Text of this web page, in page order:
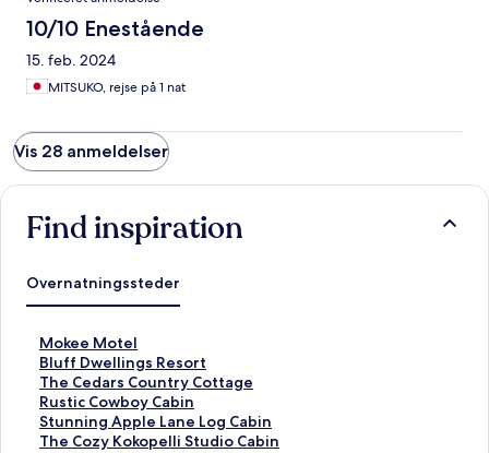
10/10 Enestående
15. feb. 2024
MITSUKO, rejse på 1 nat
Vis 28 anmeldelser
Find inspiration
Overnatningssteder
Mokee Motel
L
i
n
k
å
b
Bluff Dwellings Resort
L
i
n
k
å
The Cedars Country Cottage
L
i
n
k
Rustic Cowboy Cabin
L
i
n
Stunning Apple Lane Log Cabin
L
iThe Cozy Kokopelli Studio Cabin
L